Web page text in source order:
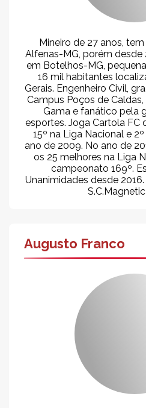
Mineiro de 27 anos,
Alfenas-MG, porém desde
em Botelhos-MG,
16 mil habitantes
Gerais. Engenheiro Civil,
Campus Poços de
Gama e fanático pela
esportes. Joga Cartola FC
15º na Liga Nacional e
ano de 2009. No ano de
os 25 melhores na Liga
campeonato 169º.
Unanimidades desde
Augusto Franco